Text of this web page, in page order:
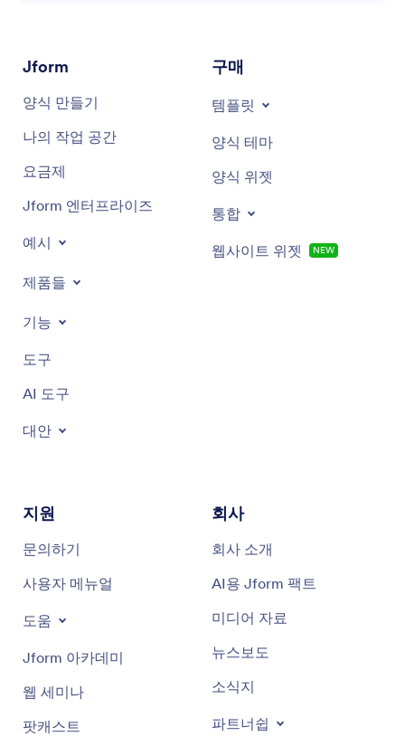
Jform
양식 만들기
나의 작업 공간
요금제
Jform 엔터프라이즈
예시
제품들
기능
도구
AI 도구
대안
구매
템플릿
양식 테마
양식 위젯
통합
웹사이트 위젯 NEW
지원
문의하기
사용자 메뉴얼
도움
Jform 아카데미
웹 세미나
팟캐스트
회사
회사 소개
AI용 Jform 팩트
미디어 자료
뉴스보도
소식지
파트너쉽